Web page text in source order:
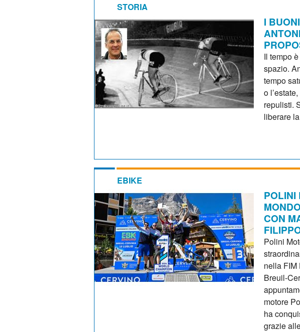
STORIA
I
Il tempo
spazio.
tempo
o
repulisti.
liberare
EBIKE
POLINI
CON
Polini
nella FIM
Breuil-
motore
ha
grazie